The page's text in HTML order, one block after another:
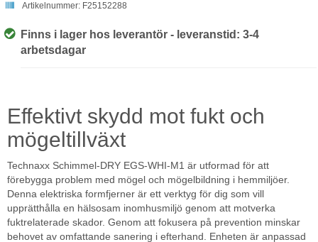
Artikelnummer: F25152288
Finns i lager hos leverantör - leveranstid: 3-4
arbetsdagar
Effektivt skydd mot fukt och
mögeltillväxt
Technaxx Schimmel-DRY EGS-WHI-M1 är utformad för att
förebygga problem med mögel och mögelbildning i hemmiljöer.
Denna elektriska formfjerner är ett verktyg för dig som vill
upprätthålla en hälsosam inomhusmiljö genom att motverka
fuktrelaterade skador. Genom att fokusera på prevention minskar
behovet av omfattande sanering i efterhand. Enheten är anpassad